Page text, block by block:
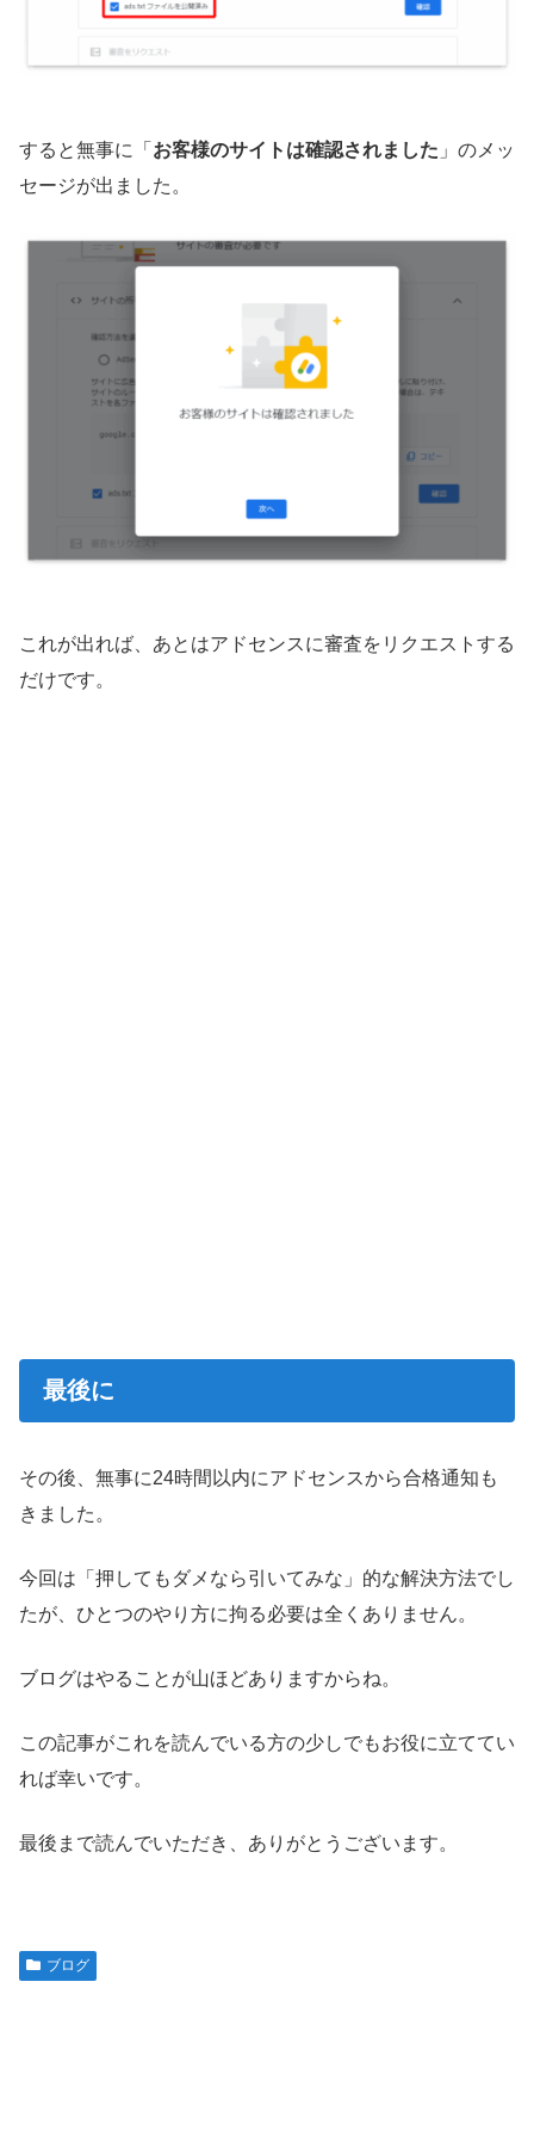
すると無事に「 お客様のサイトは確認されました 」のメッ
セージが出ました。
これが出れば、あとはアドセンスに審査をリクエストする
だけです。
最後に
その後、無事に24時間以内にアドセンスから合格通知も
きました。
今回は「押してもダメなら引いてみな」的な解決方法でし
たが、ひとつのやり方に拘る必要は全くありません。
ブログはやることが山ほどありますからね。
この記事がこれを読んでいる方の少しでもお役に立ててい
れば幸いです。
最後まで読んでいただき、ありがとうございます。
ブログ